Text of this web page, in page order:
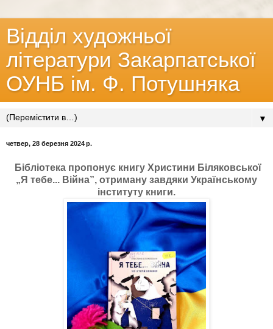
Відділ художньої
літератури Закарпатської
ОУНБ ім. Ф. Потушняка
▼
четвер, 28 березня 2024 р.
Бібліотека пропонує книгу Христини Біляковської
„Я тебе... Війна”, отриману завдяки Українському
інституту книги.